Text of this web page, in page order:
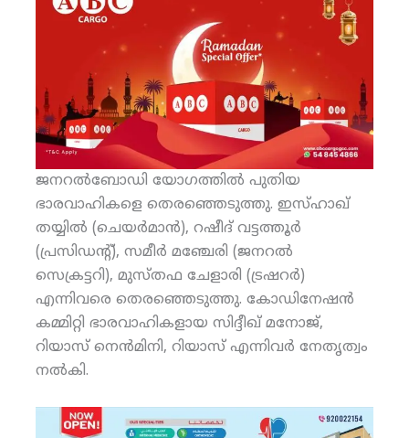
ജനറല്‍ബോഡി യോഗത്തില്‍ പുതിയ
ഭാരവാഹികളെ തെരഞ്ഞെടുത്തു. ഇസ്ഹാഖ്
തയ്യില്‍ (ചെയര്‍മാന്‍), റഷീദ് വട്ടത്തൂര്‍
(പ്രസിഡന്റ്), സമീര്‍ മഞ്ചേരി (ജനറല്‍
സെക്രട്ടറി), മുസ്തഫ ചേളാരി (ട്രഷറര്‍)
എന്നിവരെ തെരഞ്ഞെടുത്തു. കോഡിനേഷന്‍
കമ്മിറ്റി ഭാരവാഹികളായ സിദ്ദീഖ് മനോജ്,
റിയാസ് നെന്‍മിനി, റിയാസ് എന്നിവര്‍ നേതൃത്വം
നല്‍കി.